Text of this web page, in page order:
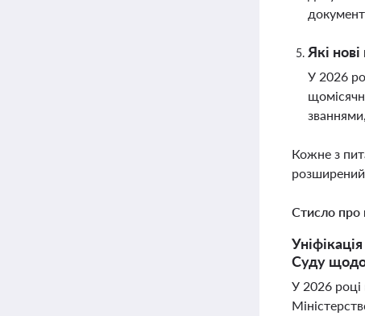
Які
У 2026
Кожне з
розширений
Стисло про
Суду щодо
У 2026 році